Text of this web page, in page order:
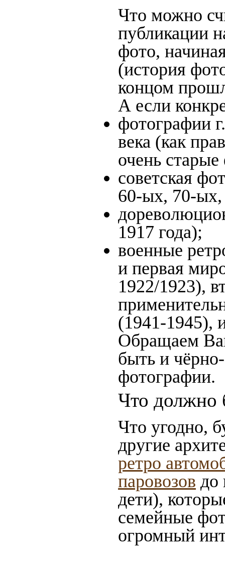
Что можно
публикации
фото,
(история
концом
А если
фотографии
века (как
очень
советская
60-ых, 70-ых,
1917 года);
военные
и первая
1922/1923),
(1941-1945),
Обращаем
быть и
фотографии.
Что должно
Что угодно,
другие
ретро
паровозов до
дети),
семейные
огромный